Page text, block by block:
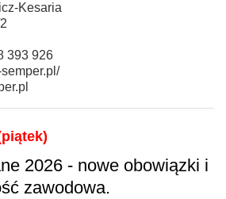
Kesaria
393 926
2026 - nowe obowiązki i
zawodowa.